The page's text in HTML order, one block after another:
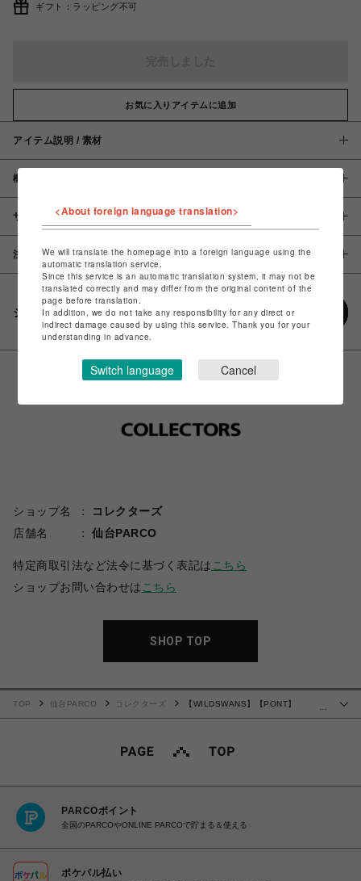
ギフト：ラッピング不可
お気に入りアイテムに追加
アイテム説明 / 素材
概要
サイズ
注意事項
シェアする
ショップ名
コレクターズ
店舗名
仙台PARCO
特定商取引法など法令に基づく表記は こちら
ショップお問い合わせは こちら
SHOP TOP
…
TOP 仙台PARCO コレクターズ
【WILDSWANS】【PONT】
PARCOポイント
全国のPARCOやONLINE PARCOで貯まる＆使える
ポケパル払い
<About foreign language translation>
We will translate the homepage into a foreign language using the
automatic translation service.
Since this service is an automatic translation system, it may not be
translated correctly and may differ from the original content of the
page before translation.
In addition, we do not take any responsibility for any direct or
indirect damage caused by using this service. Thank you for your
understanding in advance.
Switch language Cancel